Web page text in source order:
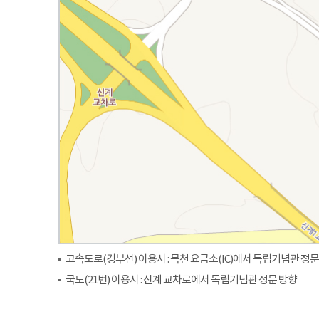
고속도로(경부선) 이용시 : 목천 요금소(IC)에서 독립기념관 정
국도(21번) 이용시 : 신계 교차로에서 독립기념관 정문 방향